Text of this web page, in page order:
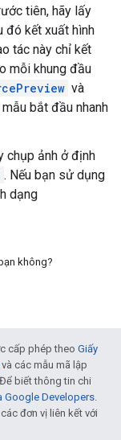
tiên, hãy lấy
đó kết xuất hình
tác này chỉ kết
mỗi khung đầu
và
bắt đầu nhanh
chụp ảnh ở định
. Nếu bạn sử dụng
dạng
không?
cấp phép theo Giấy
và các mẫu mã lập
biết thông tin chi
Google Developers.
đơn vị liên kết với